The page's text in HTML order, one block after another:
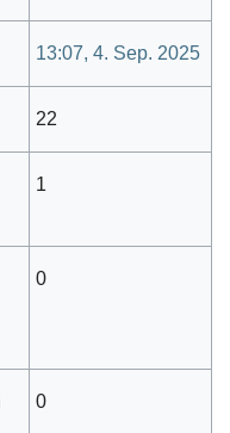
13:07, 4. Sep. 2025
22
1
0
0